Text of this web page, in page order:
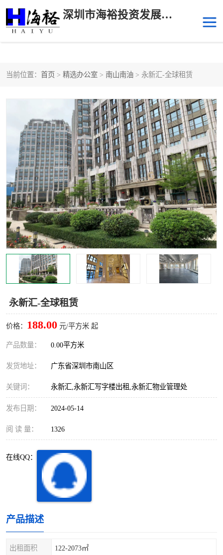
深圳市海裕投资发展有限公司
当前位置： 首页 > 精选办公室 > 南山南油 > 永新汇-全球租赁
永新汇-全球租赁
价格： 188.00 元/平方米 起
产品数量： 0.00平方米
发货地址： 广东省深圳市南山区
关键词： 永新汇,永新汇写字楼出租,永新汇物业管理处
发布日期： 2024-05-14
阅 读 量： 1326
在线QQ：
产品描述
出租面积 122-2073㎡
南山华侨城
前海 深圳湾科技生态园
福田中心区写字楼租赁 宝安中心区
深圳宝安 福田车公庙
罗湖水贝 南山南油
龙华 罗湖区
宝安区 西乡
兴东 石岩
福田华强北
南山后海
南山区
南头
深圳超级总部基地
华侨城
龙岗区
宝安西乡